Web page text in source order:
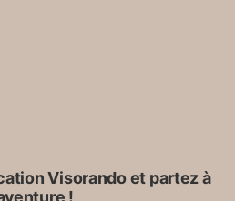
Visorando et partez à
!